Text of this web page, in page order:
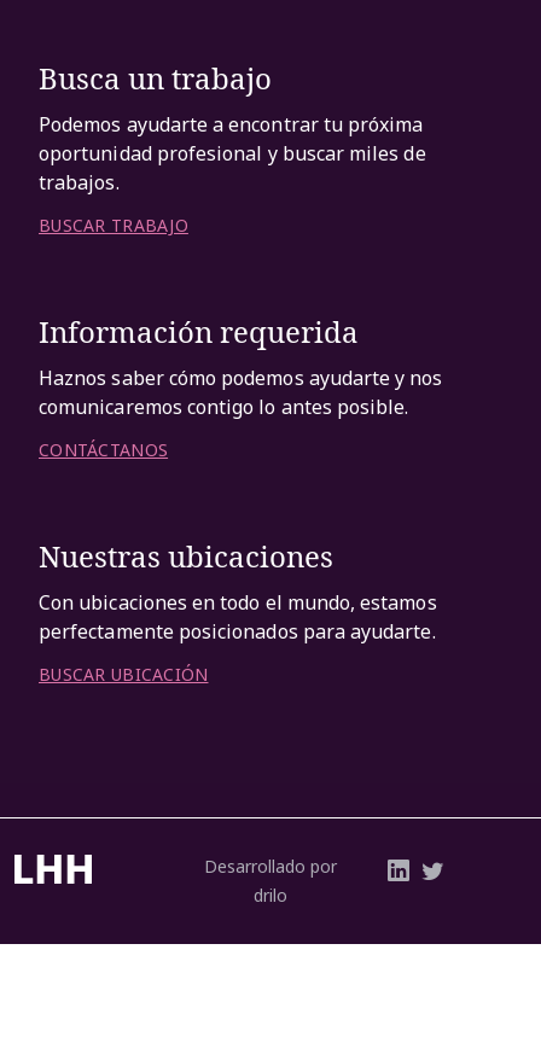
Busca un trabajo
Podemos ayudarte a encontrar tu próxima
oportunidad profesional y buscar miles de
trabajos.
BUSCAR TRABAJO
Información requerida
Haznos saber cómo podemos ayudarte y nos
comunicaremos contigo lo antes posible.
CONTÁCTANOS
Nuestras ubicaciones
Con ubicaciones en todo el mundo, estamos
perfectamente posicionados para ayudarte.
BUSCAR UBICACIÓN
Desarrollado por
drilo